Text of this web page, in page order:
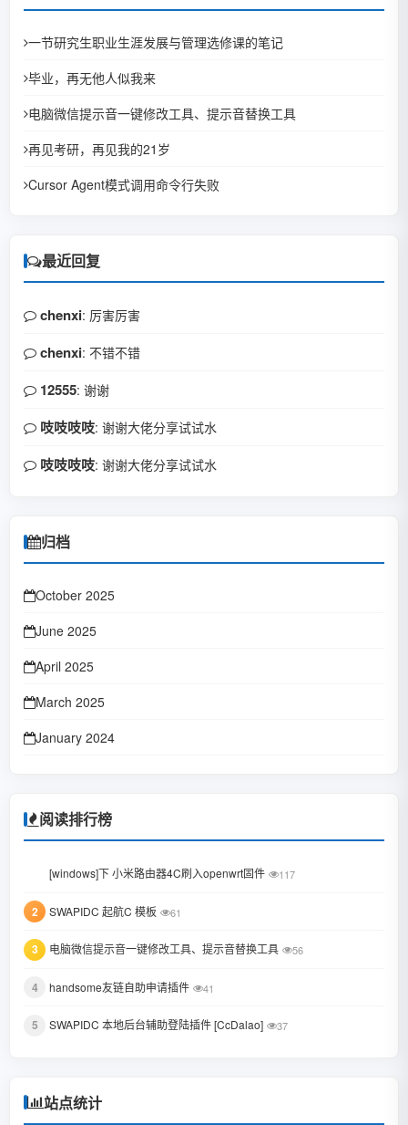
一节研究生职业生涯发展与管理选修课的笔记
毕业，再无他人似我来
电脑微信提示音一键修改工具、提示音替换工具
再见考研，再见我的21岁
Cursor Agent模式调用命令行失败
最近回复
chenxi: 厉害厉害
chenxi: 不错不错
12555: 谢谢
吱吱吱吱: 谢谢大佬分享试试水
吱吱吱吱: 谢谢大佬分享试试水
归档
October 2025
June 2025
April 2025
March 2025
January 2024
January 2023
June 2022
February 2022
January 2022
October 2021
August 2021
July 2021
December 2020
阅读排行榜
[windows]下 小米路由器4C刷入openwrt固件 117
2 SWAPIDC 起航C 模板 61
3 电脑微信提示音一键修改工具、提示音替换工具 56
4 handsome友链自助申请插件 41
5 SWAPIDC 本地后台辅助登陆插件 [CcDalao] 37
站点统计